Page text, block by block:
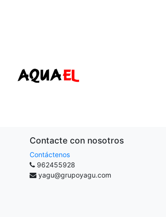
Contacte con nosotros
Contáctenos
962455928
yagu@grupoyagu.com